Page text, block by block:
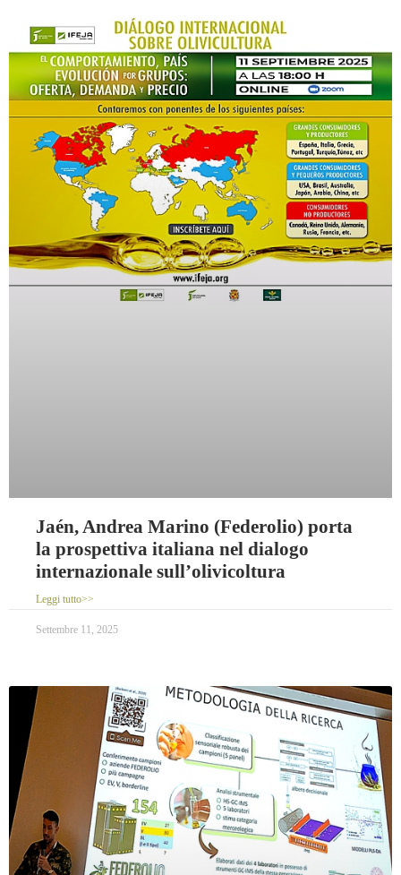
Jaén, Andrea Marino (Federolio) porta
la prospettiva italiana nel dialogo
internazionale sull’olivicoltura
Leggi tutto>>
Settembre 11, 2025